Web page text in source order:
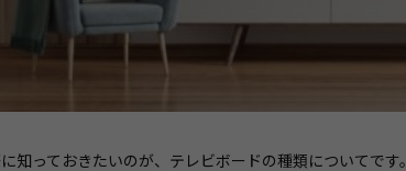
知っておきたいのが、テレビボードの種類についてです。